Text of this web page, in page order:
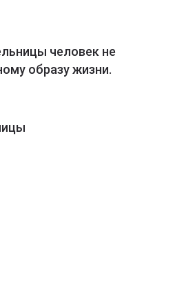
человек не
образу жизни.